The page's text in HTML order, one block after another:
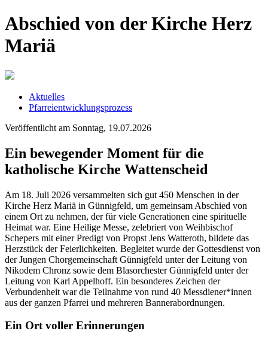
Abschied von der Kirche Herz
Mariä
Aktuelles
Pfarreientwicklungsprozess
Veröffentlicht am Sonntag, 19.07.2026
Ein bewegender Moment für die
katholische Kirche Wattenscheid
Am 18. Juli 2026 versammelten sich gut 450 Menschen in der
Kirche Herz Mariä in Günnigfeld, um gemeinsam Abschied von
einem Ort zu nehmen, der für viele Generationen eine spirituelle
Heimat war. Eine Heilige Messe, zelebriert von Weihbischof
Schepers mit einer Predigt von Propst Jens Watteroth, bildete das
Herzstück der Feierlichkeiten. Begleitet wurde der Gottesdienst von
der Jungen Chorgemeinschaft Günnigfeld unter der Leitung von
Nikodem Chronz sowie dem Blasorchester Günnigfeld unter der
Leitung von Karl Appelhoff. Ein besonderes Zeichen der
Verbundenheit war die Teilnahme von rund 40 Messdiener*innen
aus der ganzen Pfarrei und mehreren Bannerabordnungen.
Ein Ort voller Erinnerungen